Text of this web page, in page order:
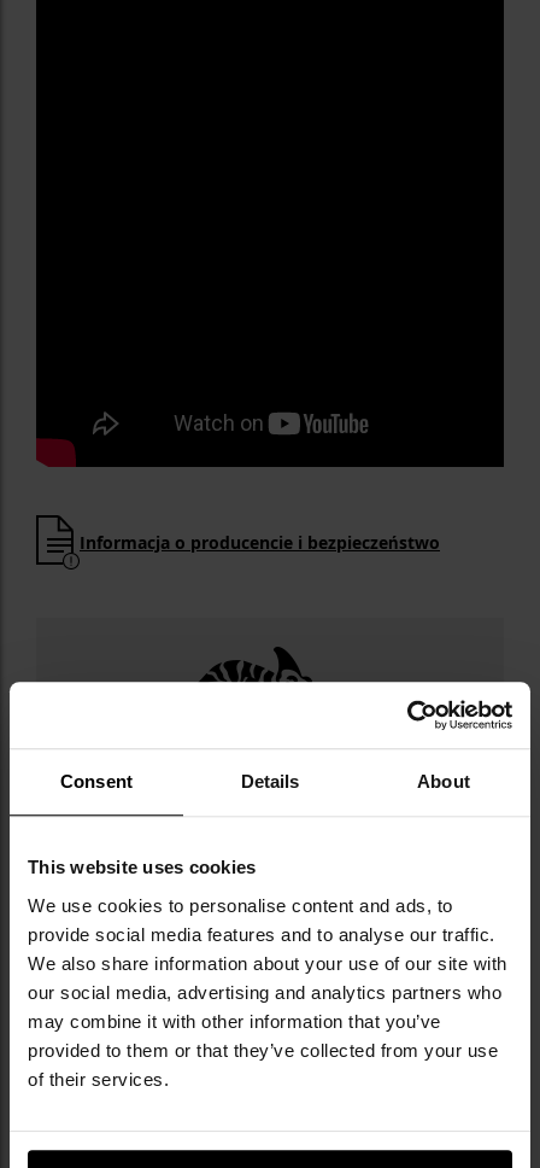
Consent Details About
This website uses cookies
We use cookies to personalise content and ads, to
provide social media features and to analyse our traffic.
We also share information about your use of our site with
our social media, advertising and analytics partners who
may combine it with other information that you’ve
provided to them or that they’ve collected from your use
of their services.
Informacja o producencie i bezpieczeństwo
Militaria.pl jest oficjalnym dystrybutorem
roku, specjalizująca się w produkcji odzieży
taktycznej, militarnej i outdoorowej. Oferuje
szeroką gamę produktów, takich jak odzież,
plecaki, torby i akcesoria taktyczne, które
zdobyły uznanie zarówno wśród służb
mundurowych, jak i pasjonatów outdooru. W jej
ofercie wyróżniają się linie takie jak: Bushcraft -
dedykowana miłośnikom survivalu, Law
Enforcement - zaprojektowana z myślą o